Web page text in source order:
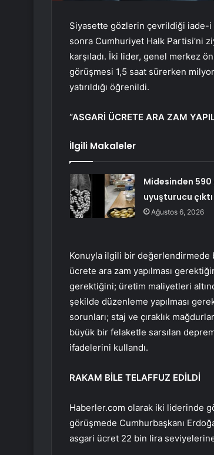
Siyasette gözlerin çevrildiği iade-i
sonra Cumhuriyet Halk Partisi’ni
karşıladı. İki lider, genel merkez
görüşmesi 1,5 saat sürerken
yatırıldığı öğrenildi.
“ASGARİ ÜCRETE ARA ZAM
İlgili Makaleler
Midesinden
uyuşturucu çıktı
Ağustos 6, 2026
Konuyla ilgili bir değerlendirmede
ücrete ara zam yapılması
gerektiğini; üretim maliyetleri
şekilde düzenleme yapılması
sorunları; staj ve çıraklık
büyük bir felaketle sarsılan
ifadelerini kullandı.
RAKAM BİLE TELAFFUZ EDİLDİ
Haberler.com olarak iki liderinde
görüşmede Cumhurbaşkanı
asgari ücret 22 bin lira